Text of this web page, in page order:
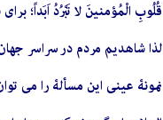
قُلُوبِ الْمُؤمنینَ لا تَبْرُدُ
لذا شاهدیم مردم در سراسر
نمونۀ عینی این مسألۀ را می